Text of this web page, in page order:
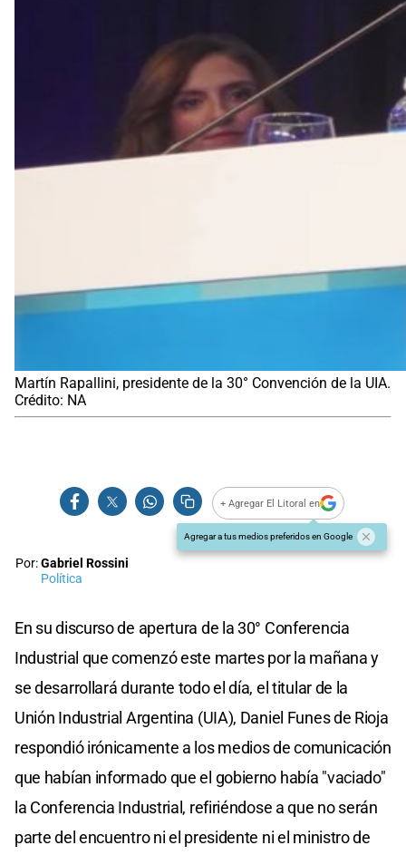
Martín Rapallini, presidente de la 30° Convención de la UIA.
Crédito: NA
+ Agregar El Litoral en
Agregar a tus medios preferidos en Google
Por:Gabriel Rossini
Política
En su discurso de apertura de la 30° Conferencia
Industrial que comenzó este martes por la mañana y
se desarrollará durante todo el día, el titular de la
Unión Industrial Argentina (UIA), Daniel Funes de Rioja
respondió irónicamente a los medios de comunicación
que habían informado que el gobierno había "vaciado"
la Conferencia Industrial, refiriéndose a que no serán
parte del encuentro ni el presidente ni el ministro de